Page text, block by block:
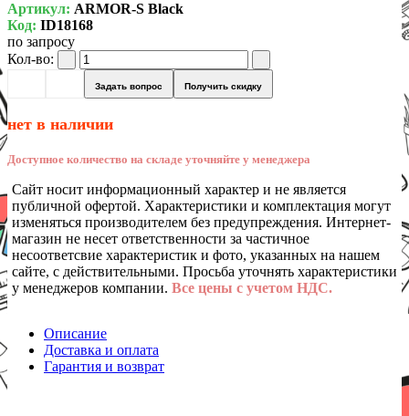
Артикул: ARMOR-S Black
Код: ID18168
по запросу
Кол-во:
Задать вопрос Получить скидку
нет в наличии
Доступное количество на складе уточняйте у менеджера
Сайт носит информационный характер и не является
публичной офертой. Характеристики и комплектация могут
изменяться производителем без предупреждения. Интернет-
магазин не несет ответственности за частичное
несоответсвие характеристик и фото, указанных на нашем
сайте, с действительными. Просьба уточнять характеристики
у менеджеров компании. Все цены с учетом НДС.
Описание
Доставка и оплата
Гарантия и возврат